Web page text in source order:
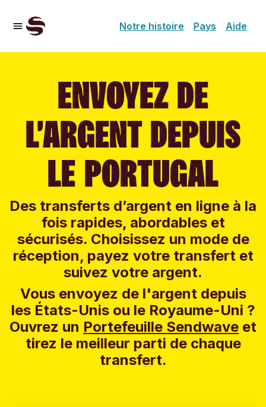
Notre histoire Pays Aide
ENVOYEZ DE
L’ARGENT DEPUIS
LE PORTUGAL
Des transferts d’argent en ligne à la
fois rapides, abordables et
sécurisés. Choisissez un mode de
réception, payez votre transfert et
suivez votre argent.
Vous envoyez de l'argent depuis
les États-Unis ou le Royaume-Uni ?
Ouvrez un Portefeuille Sendwave et
tirez le meilleur parti de chaque
transfert.